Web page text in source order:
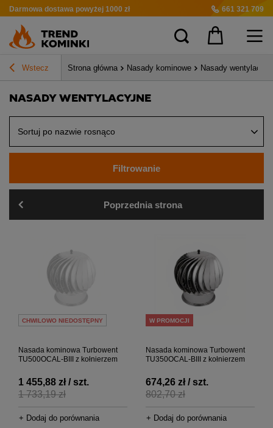
Darmowa dostawa powyżej 1000 zł 661 321 709
Wstecz Strona główna Nasady kominowe Nasady
NASADY WENTYLACYJNE
Sortuj po nazwie rosnąco
Filtrowanie
Poprzednia strona
CHWILOWO NIEDOSTĘPNY
Nasada kominowa Turbowent
TU500OCAL-BIII z kołnierzem
1 733,19 zł
1 455,88 zł / szt.
+ Dodaj do porównania
W PROMOCJI
Nasada kominowa Turbowent
TU350OCAL-BIII z kołnierzem
802,70 zł
674,26 zł / szt.
+ Dodaj do porównania